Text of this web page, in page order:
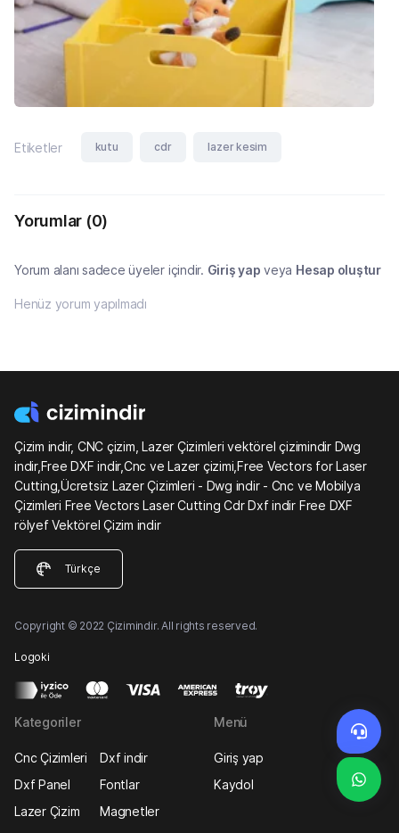
Etiketler kutu cdr lazer kesim
Yorumlar (0)
Yorum alanı sadece üyeler içindir. Giriş yap veya Hesap oluştur
Henüz yorum yapılmadı
Çizim indir, CNC çizim, Lazer Çizimleri vektörel çizimindir Dwg
indir,Free DXF indir,Cnc ve Lazer çizimi,Free Vectors for Laser
Cutting,Ücretsiz Lazer Çizimleri - Dwg indir - Cnc ve Mobilya
Çizimleri Free Vectors Laser Cutting Cdr Dxf indir Free DXF
rölyef Vektörel Çizim indir
Türkçe
Copyright © 2022 Çizimindir. All rights reserved.
Logoki
Kategoriler
Cnc Çizimleri
Dxf indir
Dxf Panel
Fontlar
Lazer Çizim
Magnetler
Menü
Giriş yap
Kaydol